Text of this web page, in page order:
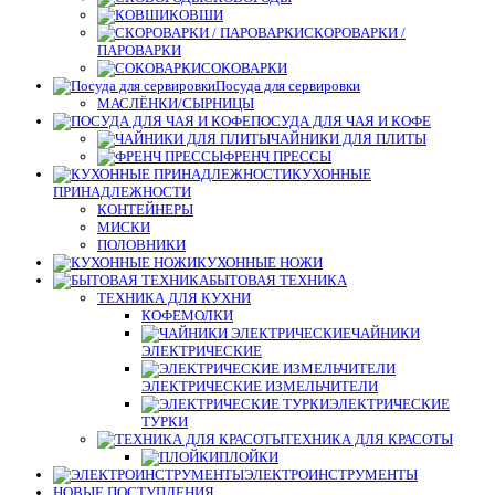
КОВШИ
СКОРОВАРКИ /
ПАРОВАРКИ
СОКОВАРКИ
Посуда для сервировки
МАСЛЁНКИ/СЫРНИЦЫ
ПОСУДА ДЛЯ ЧАЯ И КОФЕ
ЧАЙНИКИ ДЛЯ ПЛИТЫ
ФРЕНЧ ПРЕССЫ
КУХОННЫЕ
ПРИНАДЛЕЖНОСТИ
КОНТЕЙНЕРЫ
МИСКИ
ПОЛОВНИКИ
КУХОННЫЕ НОЖИ
БЫТОВАЯ ТЕХНИКА
ТЕХНИКА ДЛЯ КУХНИ
КОФЕМОЛКИ
ЧАЙНИКИ
ЭЛЕКТРИЧЕСКИЕ
ЭЛЕКТРИЧЕСКИЕ ИЗМЕЛЬЧИТЕЛИ
ЭЛЕКТРИЧЕСКИЕ
ТУРКИ
ТЕХНИКА ДЛЯ КРАСОТЫ
ПЛОЙКИ
ЭЛЕКТРОИНСТРУМЕНТЫ